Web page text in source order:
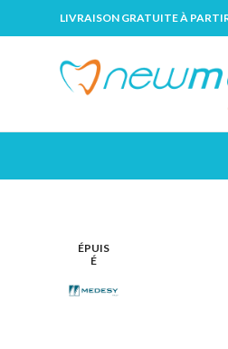
LIVRAISON GRATUITE À
ÉPUIS
É